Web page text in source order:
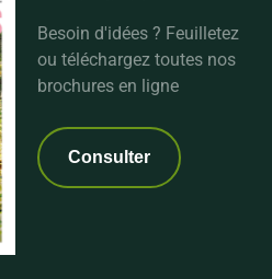
Besoin d'idées ? Feuilletez
ou téléchargez toutes nos
brochures en ligne
Consulter